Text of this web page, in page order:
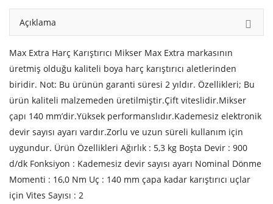
Açıklama
Max Extra Harç Karıştırıcı Mikser Max Extra markasının
üretmiş olduğu kaliteli boya harç karıştırıcı aletlerinden
biridir. Not: Bu ürünün garanti süresi 2 yıldır. Özellikleri; Bu
ürün kaliteli malzemeden üretilmiştir.Çift viteslidir.Mikser
çapı 140 mm’dir.Yüksek performanslıdır.Kademesiz elektronik
devir sayısı ayarı vardır.Zorlu ve uzun süreli kullanım için
uygundur. Ürün Özellikleri Ağırlık : 5,3 kg Boşta Devir : 900
d/dk Fonksiyon : Kademesiz devir sayısı ayarı Nominal Dönme
Momenti : 16,0 Nm Uç : 140 mm çapa kadar karıştırıcı uçlar
için Vites Sayısı : 2